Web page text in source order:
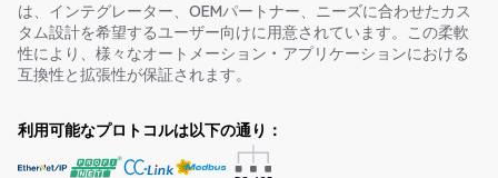
は、インテグレーター、OEMパートナー、ニーズに合わせたカス
タム設計を希望するユーザー向けに用意されています。この柔軟
性により、様々なオートメーション・アプリケーションにおける
互換性と拡張性が保証されます。
利用可能なプロトコルは以下の通り：